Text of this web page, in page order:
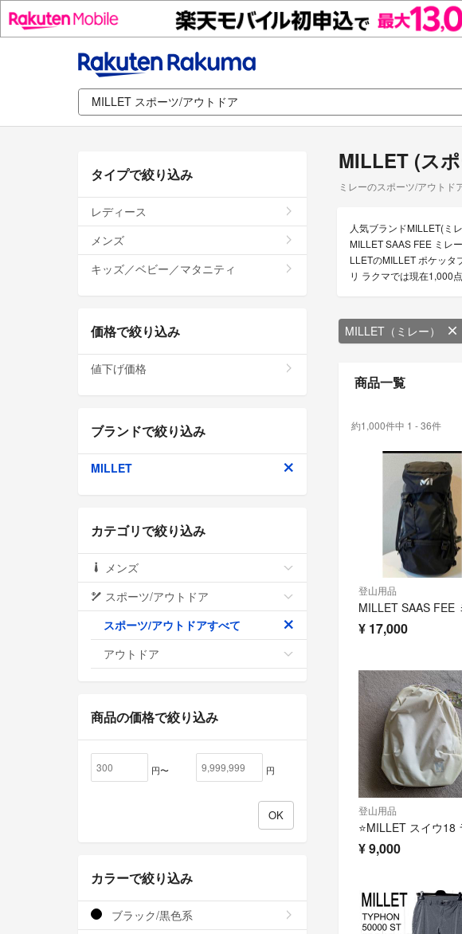
MILLET (ス
ミレーのスポーツ/アウトド
人気ブランドMILLET(ミ
MILLET SAAS FEE ミレ
LLETのMILLET ポケッタ
リ ラクマでは現在1,000
MILLET（ミレー）
商品一覧
約1,000件中 1 - 36件
登山用品
¥ 17,000
登山用品
¥9,000
タイプで絞り込み
レディース
メンズ
キッズ／ベビー／マタニティ
価格で絞り込み
値下げ価格
ブランドで絞り込み
MILLET
カテゴリで絞り込み
メンズ
スポーツ/アウトドア
スポーツ/アウトドアすべて
アウトドア
商品の価格で絞り込み
円〜 円
カラーで絞り込み
ブラック/黒色系